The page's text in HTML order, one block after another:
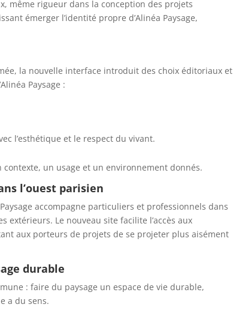
même rigueur dans la conception des projets
émerger l’identité propre d’Alinéa Paysage,
la nouvelle interface introduit des choix éditoriaux et
Paysage :
l’esthétique et le respect du vivant.
un usage et un environnement donnés.
l’ouest parisien
accompagne particuliers et professionnels dans
extérieurs. Le nouveau site facilite l’accès aux
aux porteurs de projets de se projeter plus aisément
durable
: faire du paysage un espace de vie durable,
a du sens.